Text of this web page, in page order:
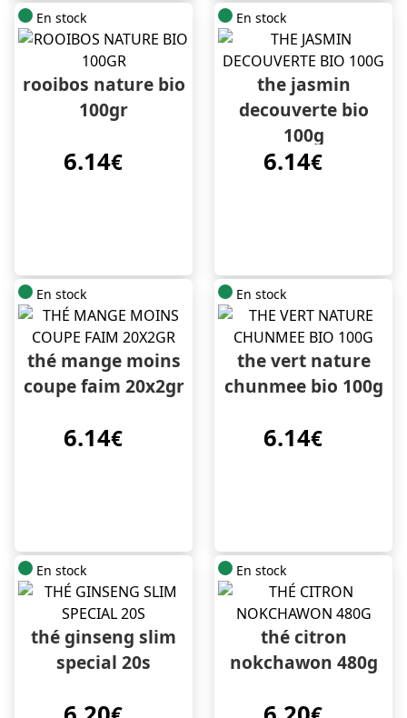
En stock
rooibos nature bio
100gr
6.14€
En stock
the jasmin
decouverte bio
100g
6.14€
En stock
thé mange moins
coupe faim 20x2gr
6.14€
En stock
the vert nature
chunmee bio 100g
6.14€
En stock
thé ginseng slim
special 20s
En stock
thé citron
nokchawon 480g